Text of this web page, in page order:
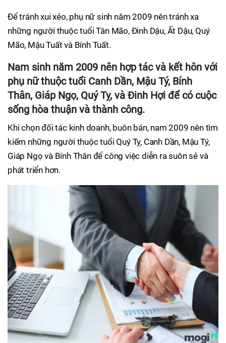
Để tránh xui xẻo, phụ nữ sinh năm 2009 nên tránh xa
những người thuộc tuổi Tân Mão, Đinh Dậu, Ất Dậu, Quý
Mão, Mậu Tuất và Bính Tuất.
Nam sinh năm 2009 nên hợp tác và kết hôn với
phụ nữ thuộc tuổi Canh Dần, Mậu Tý, Bính
Thân, Giáp Ngọ, Quý Tỵ, và Đinh Hợi để có cuộc
sống hòa thuận và thành công.
Khi chọn đối tác kinh doanh, buôn bán, nam 2009 nên tìm
kiếm những người thuộc tuổi Quý Tỵ, Canh Dần, Mậu Tý,
Giáp Ngọ và Bính Thân để công việc diễn ra suôn sẻ và
phát triển hơn.